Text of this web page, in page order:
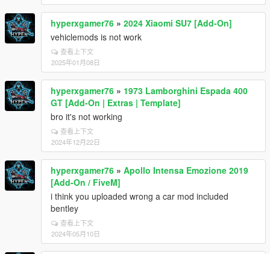
hyperxgamer76 » 2024 Xiaomi SU7 [Add-On]
vehiclemods is not work
查看上下文
2025年01月08日
hyperxgamer76 » 1973 Lamborghini Espada 400
GT [Add-On | Extras | Template]
bro it's not working
查看上下文
2024年12月22日
hyperxgamer76 » Apollo Intensa Emozione 2019
[Add-On / FiveM]
i think you uploaded wrong a car mod included
bentley
查看上下文
2024年05月10日